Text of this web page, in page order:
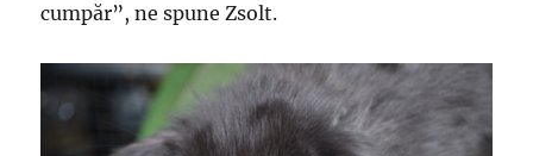
cumpăr”, ne spune Zsolt.